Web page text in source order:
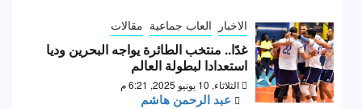
الاخبار العاب جماعية مقالات
غدًا.. منتخب الطائرة يواجه البحرين وديا
استعدادا لبطولة العالم
الثلاثاء, 10 يونيو 2025, 6:21 م
عبد الرحمن هاشم